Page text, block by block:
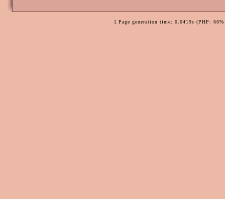
[ Page generation time: 0.0419s (PHP: